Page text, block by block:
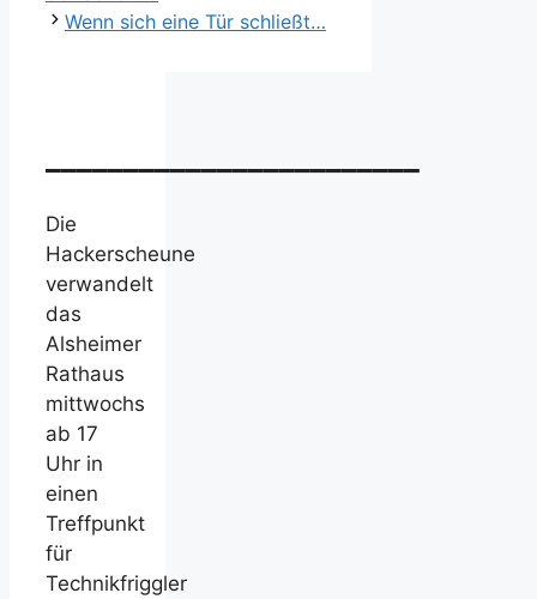
Wenn sich eine Tür schließt…
Die
Hackerscheune
verwandelt
das
Alsheimer
Rathaus
mittwochs
ab 17
Uhr in
einen
Treffpunkt
für
Technikfriggler